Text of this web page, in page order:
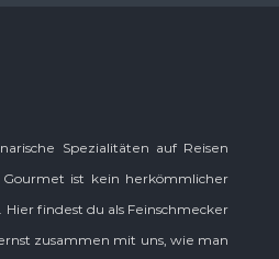
Spezialitäten auf Reisen
ist kein herkömmlicher
findest du als Feinschmecker
zusammen mit uns, wie man